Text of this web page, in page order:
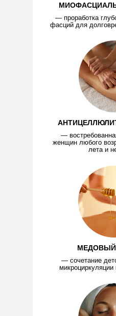
— сочетание
—
женщин любого
лета и
— проработка
фасций для